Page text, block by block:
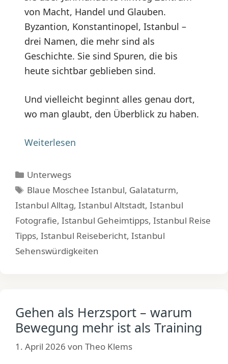
von Macht, Handel und Glauben.
Byzantion, Konstantinopel, Istanbul –
drei Namen, die mehr sind als
Geschichte. Sie sind Spuren, die bis
heute sichtbar geblieben sind.
Und vielleicht beginnt alles genau dort,
wo man glaubt, den Überblick zu haben.
Weiterlesen
Kategorien
Unterwegs
Schlagwörter
Blaue Moschee Istanbul, Galataturm,
Istanbul Alltag, Istanbul Altstadt, Istanbul
Fotografie, Istanbul Geheimtipps, Istanbul Reise
Tipps, Istanbul Reisebericht, Istanbul
Sehenswürdigkeiten
Gehen als Herzsport – warum
Bewegung mehr ist als Training
1. April 2026 von Theo Klems